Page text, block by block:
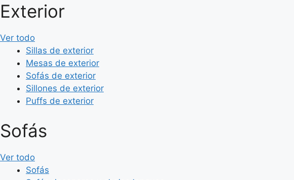
Exterior
Ver todo
Sillas de exterior
Mesas de exterior
Sofás de exterior
Sillones de exterior
Puffs de exterior
Sofás
Ver todo
Sofás